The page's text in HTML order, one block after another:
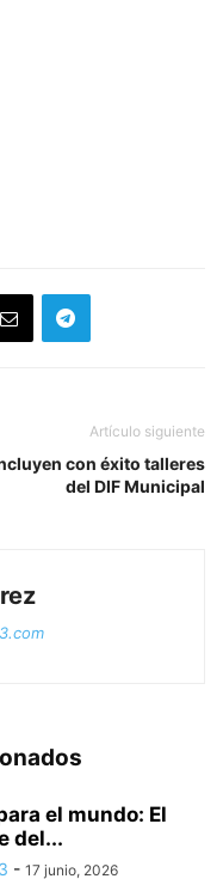
Artículo siguiente
con éxito talleres
del DIF Municipal
el mundo: El
del...
- 17 junio, 2026